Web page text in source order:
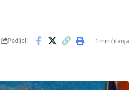
Podijeli 1 min čitanja